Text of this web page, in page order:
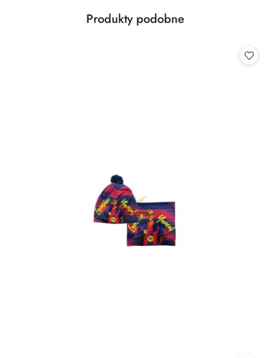
Pomiń karuzelę produktów
Produkty
Produkty podobne